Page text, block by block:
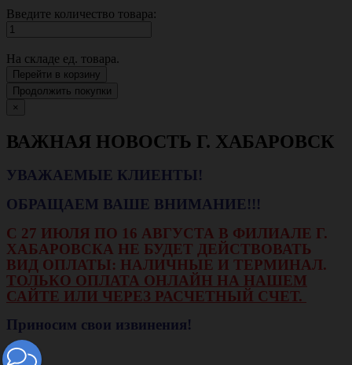
Введите количество товара:
На складе ед. товара.
Перейти в корзину
Продолжить покупки
×
ВАЖНАЯ НОВОСТЬ Г. ХАБАРОВСК
УВАЖАЕМЫЕ КЛИЕНТЫ!
ОБРАЩАЕМ ВАШЕ ВНИМАНИЕ!!!
С 27 ИЮЛЯ ПО 16 АВГУСТА В ФИЛИАЛЕ Г.
ХАБАРОВСКА НЕ БУДЕТ ДЕЙСТВОВАТЬ
ВИД ОПЛАТЫ: НАЛИЧНЫЕ И ТЕРМИНАЛ.
ТОЛЬКО ОПЛАТА ОНЛАЙН НА НАШЕМ
САЙТЕ ИЛИ ЧЕРЕЗ РАСЧЕТНЫЙ СЧЕТ.
Приносим свои извинения!